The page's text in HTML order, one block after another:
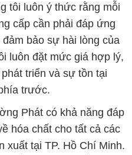
tôi luôn ý thức rằng mỗi
cấp cần phải đáp ứng
bảo sự hài lòng của
luôn đặt mức giá hợp lý,
triển và sự tồn tại
trước.
Phát có khả năng đáp
hóa chất cho tất cả các
xuất tại TP. Hồ Chí Minh.